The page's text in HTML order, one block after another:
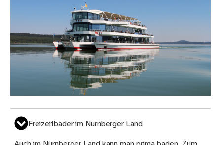
Freizeitbäder im Nürnberger Land